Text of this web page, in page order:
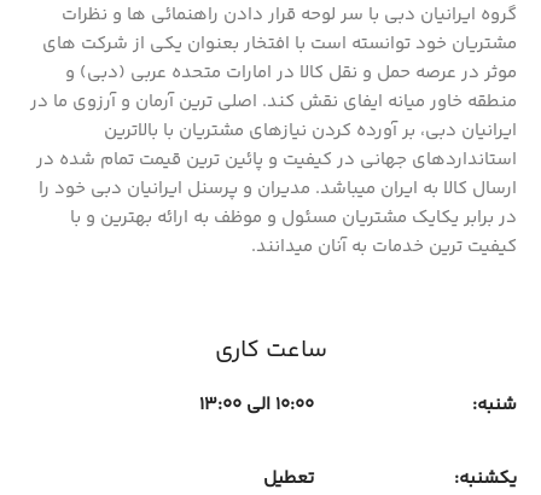
گروه ایرانیان دبی با سر لوحه قرار دادن راهنمائی‏ ها و نظرات
مشتریان خود توانسته ‏است با افتخار بعنوان یکی از شرکت‏ های
موثر در عرصه حمل و نقل کالا در امارات متحده عربی (دبی) و
منطقه خاور میانه ایفای نقش کند. اصلی‏ ترین آرمان و آرزوی ما در
ایرانیان دبی، بر آورده کردن نیازهای مشتریان با بالاترین
استاندارد‏‏های جهانی در کیفیت و پائین‏ ترین قیمت تمام شده در
ارسال کالا به ایران می‏باشد. مدیران و پرسنل ایرانیان دبی خود را
در برابر یکایک مشتریان مسئول و موظف به ارائه بهترین و با
کیفیت‏ ترین خدمات به آنان می‏دانند.
ساعت کاری
شنبه: 10:00 الی 13:00
یکشنبه: تعطیل